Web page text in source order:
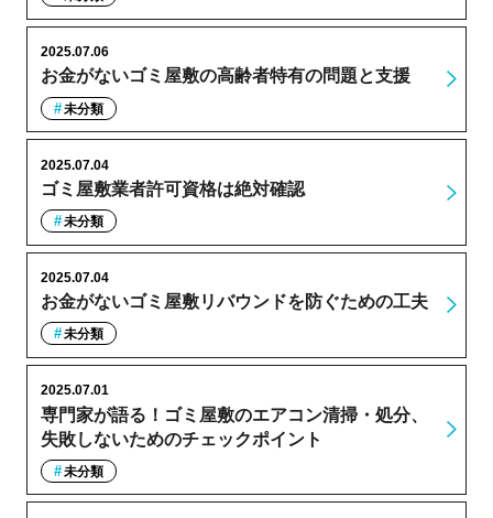
お金がないゴミ屋敷の高齢者特有の問題と支援
2025.07.06
未分類
ゴミ屋敷業者許可資格は絶対確認
2025.07.04
未分類
お金がないゴミ屋敷リバウンドを防ぐための工夫
2025.07.04
未分類
専門家が語る！ゴミ屋敷のエアコン清掃・処分、
失敗しないためのチェックポイント
2025.07.01
未分類